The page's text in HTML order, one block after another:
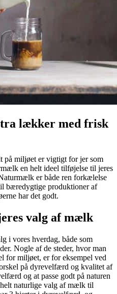
lækker med frisk
på miljøet er vigtigt for jer som
en helt ideel tilføjelse til jeres
er både ren forkælelse
bæredygtige produktioner af
har det godt.
valg af mælk
i vores hverdag, både som
Nogle af de steder, hvor man
for miljøet, er for eksempel ved
på dyrevelfærd og kvalitet af
og at passe godt på naturen
naturlige valg af mælk til